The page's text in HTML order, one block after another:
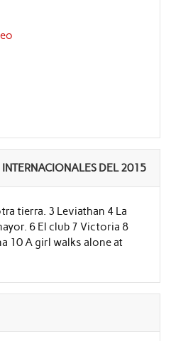
INTERNACIONALES DEL 2015
tierra. 3 Leviathan 4 La
6 El club 7 Victoria 8
10 A girl walks alone at